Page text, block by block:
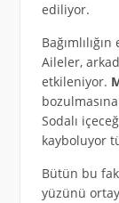
ediliyor.
Aileler,
etkileniyor.
Sodalı
kayboluyor
Bütün bu
yüzünü